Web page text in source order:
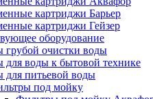
картриджи Барьер
картриджи Гейзер
оборудование
грубой очистки воды
для воды к бытовой технике
для питьевой воды
под мойку